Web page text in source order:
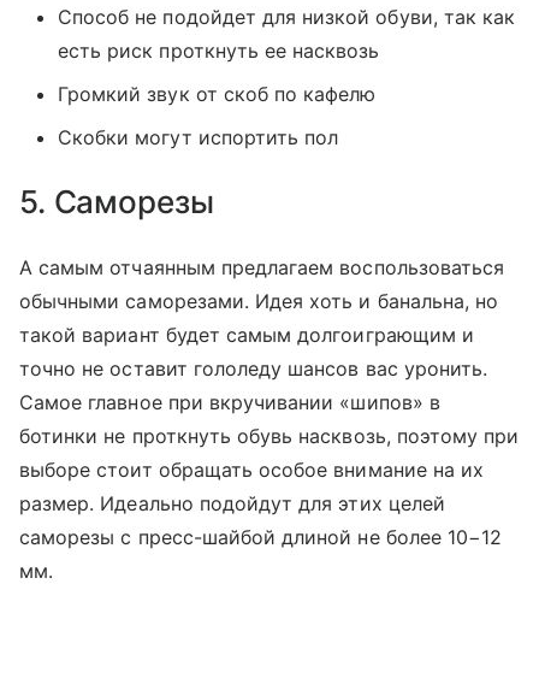
Способ не подойдет для низкой обуви, так как
есть риск проткнуть ее насквозь
Громкий звук от скоб по кафелю
Скобки могут испортить пол
5. Саморезы
А самым отчаянным предлагаем воспользоваться
обычными саморезами. Идея хоть и банальна, но
такой вариант будет самым долгоиграющим и
точно не оставит гололеду шансов вас уронить.
Самое главное при вкручивании «шипов» в
ботинки не проткнуть обувь насквозь, поэтому при
выборе стоит обращать особое внимание на их
размер. Идеально подойдут для этих целей
саморезы с пресс-шайбой длиной не более 10−12
мм.